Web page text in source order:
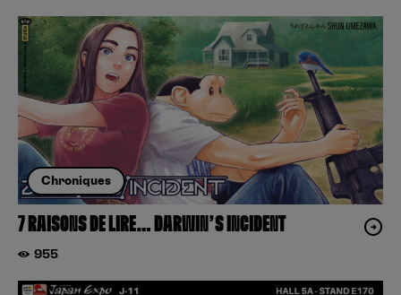
Chroniques
7 RAISONS DE LIRE… DARWIN’S INCIDENT
955